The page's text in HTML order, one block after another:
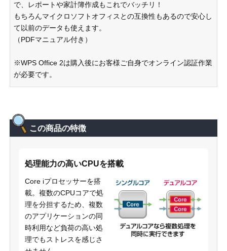
で、レポートや家計簿作成もこれでバッチリ！
もちろんマイクロソフトオフィスとの互換性もあるので安心し
て以前のデータも使えます。
（PDFマニュアル付き）
※WPS Office 2は購入後にお客様ご自身でオンライン認証作業
が必要です。
この商品の特徴
処理能力の高いCPUを搭載
Core iプロセッサーを搭
載。複数のCPUコアで処
理を分担するため、複数
のアプリケーションの同
時利用など負荷の高い処
理でもストレスを感じさ